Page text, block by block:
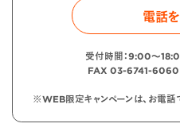
電話
受付時間：9:00〜18:00
FAX 03-6741-6060
※WEB限定キャンペーンは、お電話